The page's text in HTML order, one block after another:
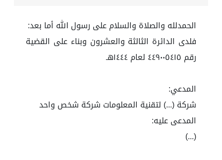
الحمدلله والصلاة والسلام على رسول الله أما بعد:
فلدى الدائرة الثالثة والعشرون وبناء على القضية
رقم ٤٤٩٠٠٥٤١٥ لعام ١٤٤٤هـ
المدعي:
شركة (...) لتقنية المعلومات شركة شخص واحد
المدعى عليه:
(...)